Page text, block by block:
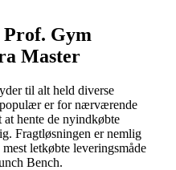
Gym
Master
til alt held diverse
er for nærværende
hente de nyindkøbte
Fragtløsningen er nemlig
letkøbte leveringsmåde
Bench.